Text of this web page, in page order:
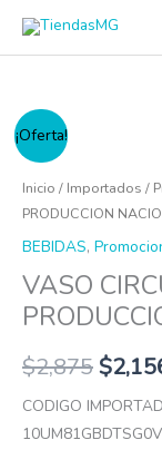
¡Oferta!
Inicio / Importados /
PRODUCCION
BEBIDAS,
VASO
$2,875$
CODIGO
VASO
CIRCULAR
320ML
-
PRODUCCION
cantidad